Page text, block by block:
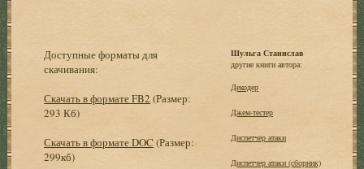
Доступные форматы для
скачивания:
Скачать в формате FB2 (Размер:
293 Кб)
Скачать в формате DOC (Размер:
299кб)
Шульга Станислав
другие книги автора:
Декодер
Джем-тестер
Диспетчер атаки
Диспетчер атаки (сборник)